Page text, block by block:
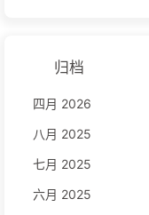
归档
四月 2026
八月 2025
七月 2025
六月 2025